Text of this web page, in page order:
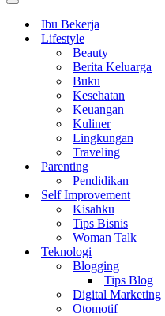
Menu
NavigasiIbu Bekerja
Lifestyle
Beauty
Berita Keluarga
Buku
Kesehatan
Keuangan
Kuliner
Lingkungan
Traveling
Parenting
Pendidikan
Self Improvement
Kisahku
Tips Bisnis
Woman Talk
Teknologi
Blogging
Tips Blog
Digital Marketing
Otomotif